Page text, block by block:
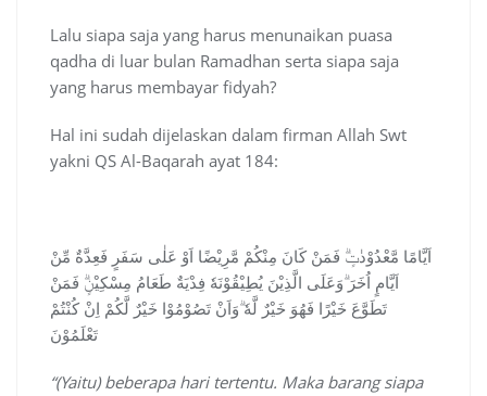
Lalu siapa saja yang harus menunaikan puasa
qadha di luar bulan Ramadhan serta siapa saja
yang harus membayar fidyah?
Hal ini sudah dijelaskan dalam firman Allah Swt
yakni QS Al-Baqarah ayat 184:
اَيَّامًا مَّعْدُوْدٰتٍۗ فَمَنْ كَانَ مِنْكُمْ مَّرِيْضًا اَوْ عَلٰى سَفَرٍ فَعِدَّةٌ مِّنْ
اَيَّامٍ اُخَرَ ۗوَعَلَى الَّذِيْنَ يُطِيْقُوْنَهٗ فِدْيَةٌ طَعَامُ مِسْكِيْنٍۗ فَمَنْ
تَطَوَّعَ خَيْرًا فَهُوَ خَيْرٌ لَّهٗ ۗوَاَنْ تَصُوْمُوْا خَيْرٌ لَّكُمْ اِنْ كُنْتُمْ
تَعْلَمُوْنَ
“(Yaitu) beberapa hari tertentu. Maka barang siapa